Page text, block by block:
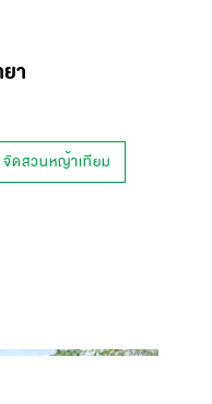
า
จัดสวนหญ้าเทียม